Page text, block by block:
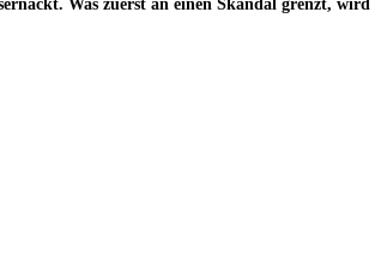
Was zuerst an einen Skandal grenzt, wird